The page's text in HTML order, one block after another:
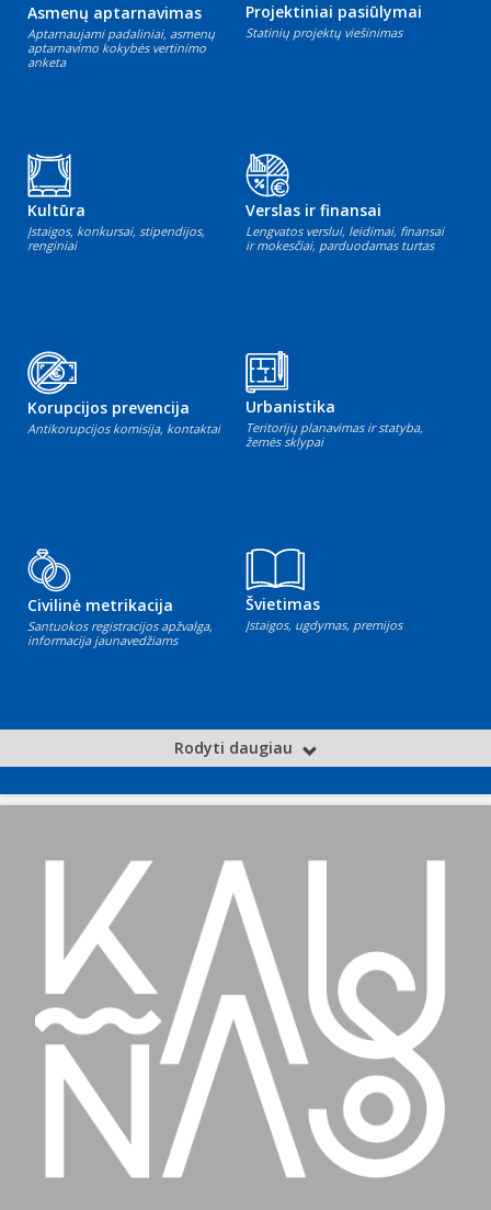
Asmenų aptarnavimas
Aptarnaujami padaliniai, asmenų
aptarnavimo kokybės vertinimo
anketa
Projektiniai pasiūlymai
Statinių projektų viešinimas
Kultūra
Įstaigos, konkursai, stipendijos,
renginiai
Verslas ir finansai
Lengvatos verslui, leidimai, finansai
ir mokesčiai, parduodamas turtas
Korupcijos prevencija
Antikorupcijos komisija, kontaktai
Urbanistika
Teritorijų planavimas ir statyba,
žemės sklypai
Civilinė metrikacija
Santuokos registracijos apžvalga,
informacija jaunavedžiams
Švietimas
Įstaigos, ugdymas, premijos
Rodyti daugiau